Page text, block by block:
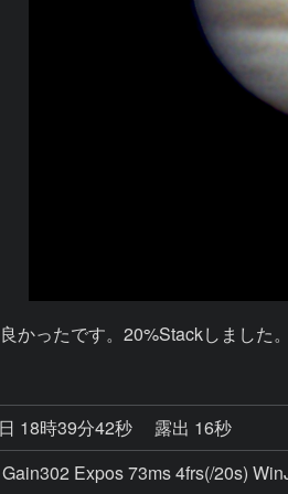
ったです。20%Stackしました
18時39分42秒
露出 16秒
Expos 73ms 4frs(/20s)